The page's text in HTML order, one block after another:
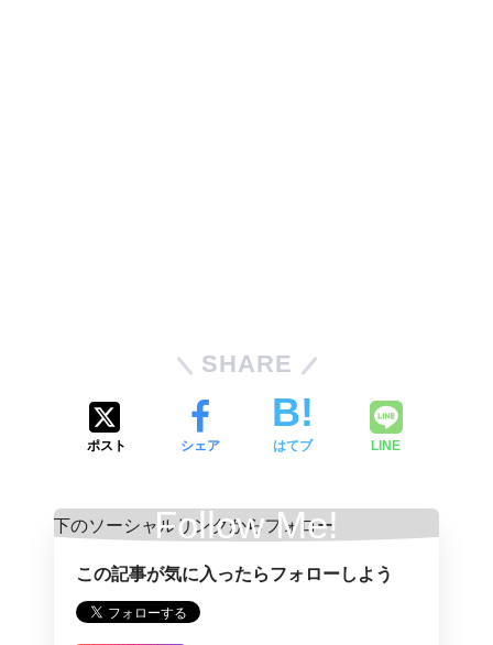
SHARE
ポスト シェア はてブ LINE
Follow Me!
この記事が気に入ったらフォローしよう